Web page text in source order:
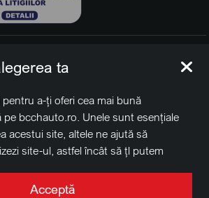
este o marcă a societății
BCCH
AG
Center, Str. Erou Iancu Nicolae
ta
a-ți oferi cea mai bună
pe bcchauto.ro. Unele sunt esențiale
acestui site, altele ne ajută să
site-ul, astfel încât să țl putem
Apasă pe „Acceptă toate”
Acceptă